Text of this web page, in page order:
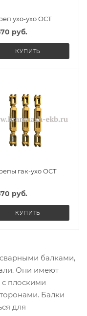
ухо-ухо ОСТ
руб.
КУПИТЬ
гак-ухо ОСТ
руб.
КУПИТЬ
балками,
Они имеют
плоскими
Балки
для